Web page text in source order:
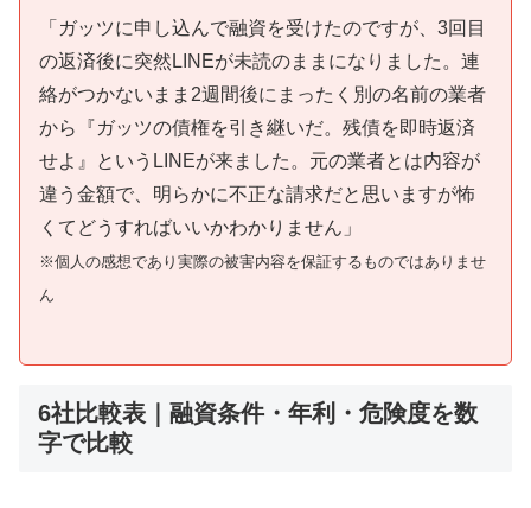
「ガッツに申し込んで融資を受けたのですが、3回目
の返済後に突然LINEが未読のままになりました。連
絡がつかないまま2週間後にまったく別の名前の業者
から『ガッツの債権を引き継いだ。残債を即時返済
せよ』というLINEが来ました。元の業者とは内容が
違う金額で、明らかに不正な請求だと思いますが怖
くてどうすればいいかわかりません」
※個人の感想であり実際の被害内容を保証するものではありませ
ん
6社比較表｜融資条件・年利・危険度を数
字で比較